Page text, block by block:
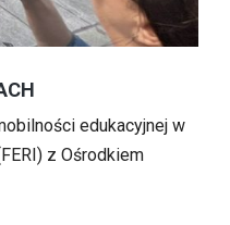
edukacyjnej w
z Ośrodkiem